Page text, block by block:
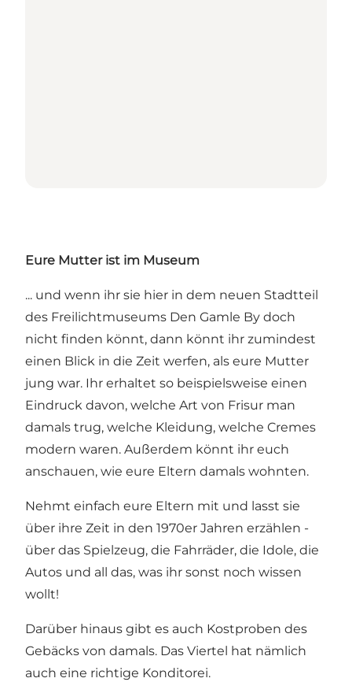
Eure Mutter ist im Museum
... und wenn ihr sie hier in dem neuen Stadtteil
des Freilichtmuseums Den Gamle By doch
nicht finden könnt, dann könnt ihr zumindest
einen Blick in die Zeit werfen, als eure Mutter
jung war. Ihr erhaltet so beispielsweise einen
Eindruck davon, welche Art von Frisur man
damals trug, welche Kleidung, welche Cremes
modern waren. Außerdem könnt ihr euch
anschauen, wie eure Eltern damals wohnten.
Nehmt einfach eure Eltern mit und lasst sie
über ihre Zeit in den 1970er Jahren erzählen -
über das Spielzeug, die Fahrräder, die Idole, die
Autos und all das, was ihr sonst noch wissen
wollt!
Darüber hinaus gibt es auch Kostproben des
Gebäcks von damals. Das Viertel hat nämlich
auch eine richtige Konditorei.